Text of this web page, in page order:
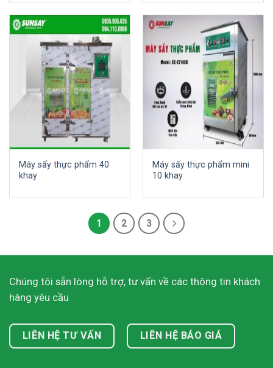
Máy sấy thực phẩm 40
khay
Máy sấy thực phẩm mini
10 khay
1 2 3
Chúng tôi sẵn lòng hỗ trợ, tư vấn về các thông tin khách
hàng yêu cầu
LIÊN HỆ TƯ VẤN LIÊN HỆ BÁO GIÁ